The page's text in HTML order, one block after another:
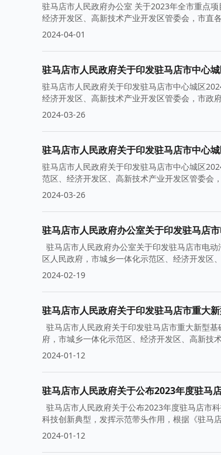
驻马店市人民政府办公室 关于2023年全市重点
经济开发区、高新技术产业开发区管委会，市直
2024-04-01
驻马店市人民政府关于印发驻马店市中心
驻马店市人民政府关于印发驻马店市中心城区
经济开发区、高新技术产业开发区管委会，市政
2024-03-26
驻马店市人民政府关于印发驻马店市中心
驻马店市人民政府关于印发驻马店市中心城区
范区、经济开发区、高新技术产业开发区管委会
2024-03-26
驻马店市人民政府办公室关于印发驻马店
驻马店市人民政府办公室关于印发驻马店市电
区人民政府，市城乡一体化示范区、经济开发区
2024-02-19
驻马店市人民政府关于印发驻马店市重大
驻马店市人民政府关于印发驻马店市重大新型
府，市城乡一体化示范区、经济开发区、高新技
2024-01-12
驻马店市人民政府关于公布2023年度驻马
驻马店市人民政府关于公布2023年度驻马店市
科技创新典型，发挥示范带头作用，根据《驻马
2024-01-12